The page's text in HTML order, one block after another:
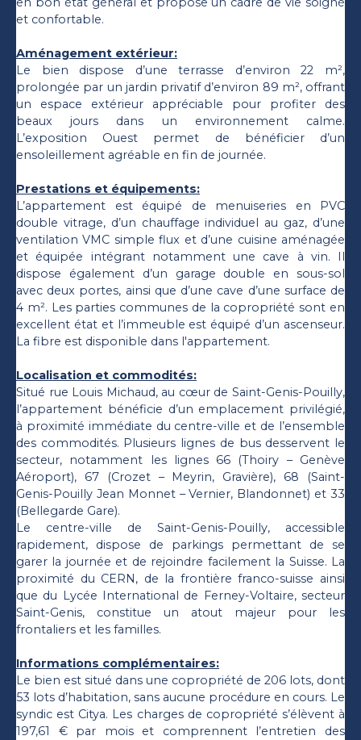
et confortable.
Aménagement extérieur:
Le bien dispose d’une terrasse d’environ 22 m²,
prolongée par un jardin privatif d’environ 89 m², offrant
un espace extérieur appréciable pour profiter des
beaux jours dans un environnement calme.
L’exposition Ouest permet de bénéficier d’un
ensoleillement agréable en fin de journée.
Prestations et équipements:
L’appartement est équipé de menuiseries en PVC
double vitrage, d’un chauffage individuel au gaz, d’une
ventilation VMC simple flux et d’une cuisine aménagée
et équipée intégrant notamment une cave à vin. Il
dispose également d’un garage double en sous-sol
avec deux portes, ainsi que d’une cave d’une surface de
4 m². Les parties communes de la copropriété sont en
excellent état et l’immeuble est équipé d’un ascenseur.
La fibre est disponible dans l'appartement.
Localisation et commodités:
Situé rue Louis Michaud, au cœur de Saint-Genis-Pouilly,
l’appartement bénéficie d’un emplacement privilégié,
à proximité immédiate du centre-ville et de l’ensemble
des commodités. Plusieurs lignes de bus desservent le
secteur, notamment les lignes 66 (Thoiry – Genève
Aéroport), 67 (Crozet – Meyrin, Gravière), 68 (Saint-
Genis-Pouilly Jean Monnet – Vernier, Blandonnet) et 33
(Bellegarde Gare).
Le centre-ville de Saint-Genis-Pouilly, accessible
rapidement, dispose de parkings permettant de se
garer la journée et de rejoindre facilement la Suisse. La
proximité du CERN, de la frontière franco-suisse ainsi
que du Lycée International de Ferney-Voltaire, secteur
Saint-Genis, constitue un atout majeur pour les
frontaliers et les familles.
Informations complémentaires:
Le bien est situé dans une copropriété de 206 lots, dont
53 lots d’habitation, sans aucune procédure en cours. Le
syndic est Citya. Les charges de copropriété s’élèvent à
197,61 € par mois et comprennent l’entretien des